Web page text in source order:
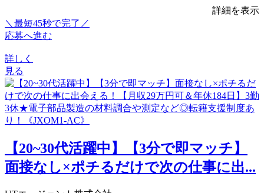
詳細を表示
＼最短45秒で完了／
応募へ進む
詳しく
見る
【20~30代活躍中】【3分で即マッチ】
面接なし×ポチるだけで次の仕事に出...